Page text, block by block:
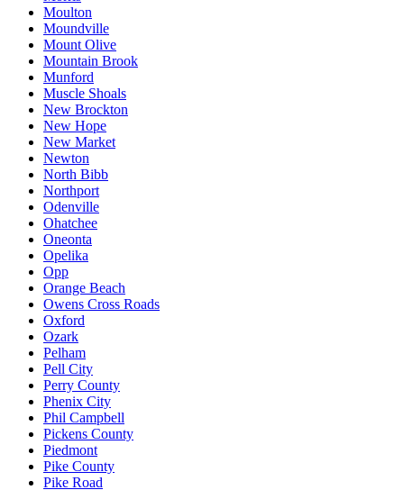
Moulton
Moundville
Mount Olive
Mountain Brook
Munford
Muscle Shoals
New Brockton
New Hope
New Market
Newton
North Bibb
Northport
Odenville
Ohatchee
Oneonta
Opelika
Opp
Orange Beach
Owens Cross Roads
Oxford
Ozark
Pelham
Pell City
Perry County
Phenix City
Phil Campbell
Pickens County
Piedmont
Pike County
Pike Road